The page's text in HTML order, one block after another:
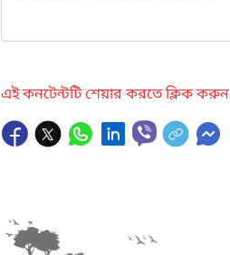
এই কনটেন্টটি শেয়ার করতে ক্লিক করুন